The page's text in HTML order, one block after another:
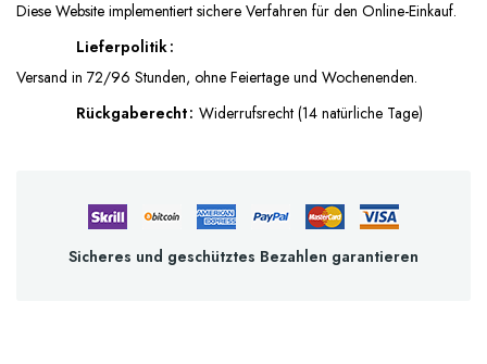
Diese Website implementiert sichere Verfahren für den Online-Einkauf.
Lieferpolitik
Versand in 72/96 Stunden, ohne Feiertage und Wochenenden.
Rückgaberecht Widerrufsrecht (14 natürliche Tage)
Sicheres und geschütztes Bezahlen garantieren